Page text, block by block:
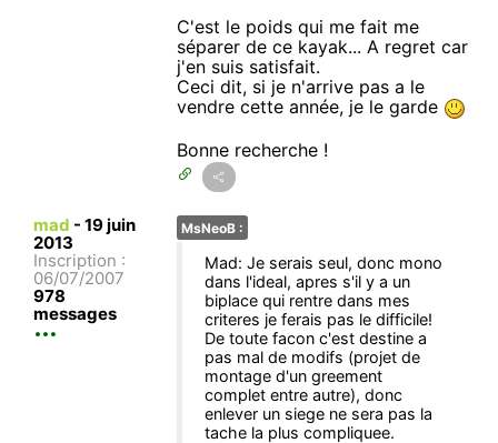
C'est le poids qui me fait me
séparer de ce kayak... A regret car
j'en suis satisfait.
Ceci dit, si je n'arrive pas a le
vendre cette année, je le garde
Bonne recherche !
mad - 19 juin
2013
Inscription :
06/07/2007
978
messages
MsNeoB :
Mad: Je serais seul, donc mono
dans l'ideal, apres s'il y a un
biplace qui rentre dans mes
criteres je ferais pas le difficile!
De toute facon c'est destine a
pas mal de modifs (projet de
montage d'un greement
complet entre autre), donc
enlever un siege ne sera pas la
tache la plus compliquee.